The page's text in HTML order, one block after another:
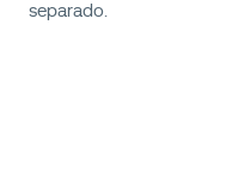
separado.